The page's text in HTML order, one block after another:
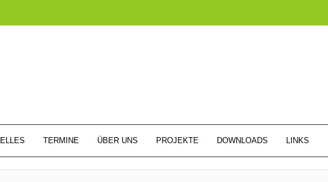
TERMINE ÜBER UNS PROJEKTE DOWNLOADS LINKS